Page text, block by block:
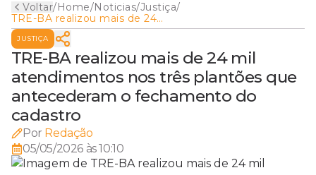
Voltar/Home/Noticias/Justiça/
TRE-BA realizou mais de 24
mil atendimentos nos três
plantões que antecederam o
fechamento do cadastro
JUSTIÇA
TRE-BA realizou mais de 24 mil
atendimentos nos três plantões que
antecederam o fechamento do
cadastro
Por Redação
05/05/2026 às 10:10